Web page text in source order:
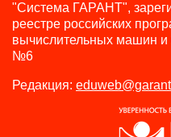
"Система ГАРАНТ",
реестре российских
вычислительных машин
№6
Редакция: